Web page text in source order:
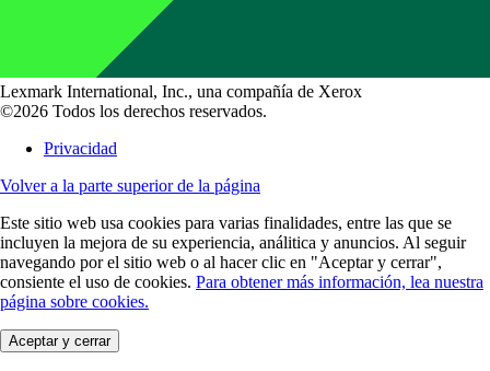
Lexmark International, Inc., una compañía de Xerox
©2026 Todos los derechos reservados.
Privacidad
Volver a la parte superior de la página
Este sitio web usa cookies para varias finalidades, entre las que se
incluyen la mejora de su experiencia, análitica y anuncios. Al seguir
navegando por el sitio web o al hacer clic en "Aceptar y cerrar",
consiente el uso de cookies. Para obtener más información, lea nuestra
página sobre cookies.
Aceptar y cerrar